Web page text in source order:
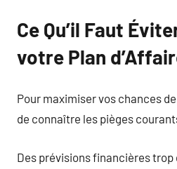
Ce Qu’il Faut
votre Plan
Pour maximiser vos chances
de connaître les pièges
Des prévisions financières